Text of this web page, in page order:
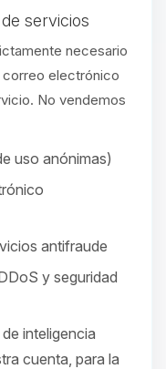
servicios
necesario
electrónico
No vendemos
uso anónimas)
antifraude
y seguridad
inteligencia
cuenta, para la